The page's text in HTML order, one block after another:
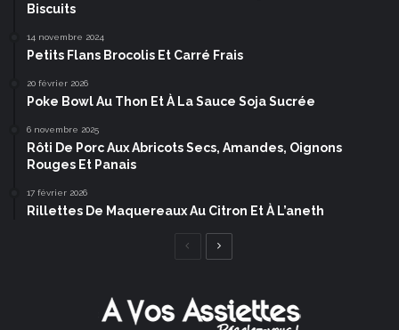
Biscuits
14 novembre 2024
Petits Flans Brocolis Et Carré Frais
20 février 2026
Poke Bowl Au Thon Et À La Sauce Soja Sucrée
6 novembre 2025
Rôti De Porc Aux Abricots Secs, Amandes, Oignons
Rouges Et Panais
17 février 2026
Rillettes De Maquereaux Au Citron Et À L’aneth
Page